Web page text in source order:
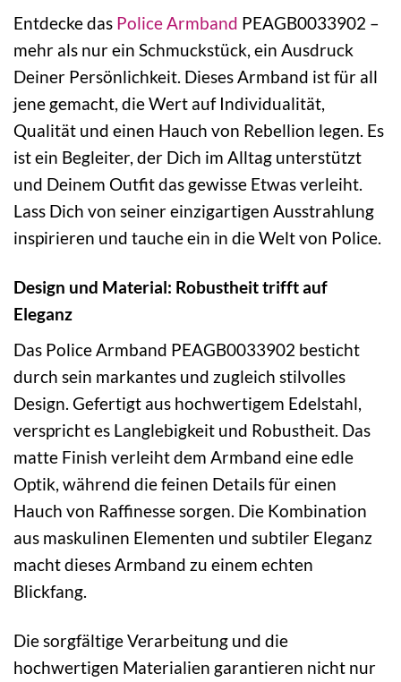
Entdecke das PoliceArmband PEAGB0033902 –
mehr als nur ein Schmuckstück, ein Ausdruck
Deiner Persönlichkeit. Dieses Armband ist für all
jene gemacht, die Wert auf Individualität,
Qualität und einen Hauch von Rebellion legen. Es
ist ein Begleiter, der Dich im Alltag unterstützt
und Deinem Outfit das gewisse Etwas verleiht.
Lass Dich von seiner einzigartigen Ausstrahlung
inspirieren und tauche ein in die Welt von Police.
Design und Material: Robustheit trifft auf
Eleganz
Das Police Armband PEAGB0033902 besticht
durch sein markantes und zugleich stilvolles
Design. Gefertigt aus hochwertigem Edelstahl,
verspricht es Langlebigkeit und Robustheit. Das
matte Finish verleiht dem Armband eine edle
Optik, während die feinen Details für einen
Hauch von Raffinesse sorgen. Die Kombination
aus maskulinen Elementen und subtiler Eleganz
macht dieses Armband zu einem echten
Blickfang.
Die sorgfältige Verarbeitung und die
hochwertigen Materialien garantieren nicht nur